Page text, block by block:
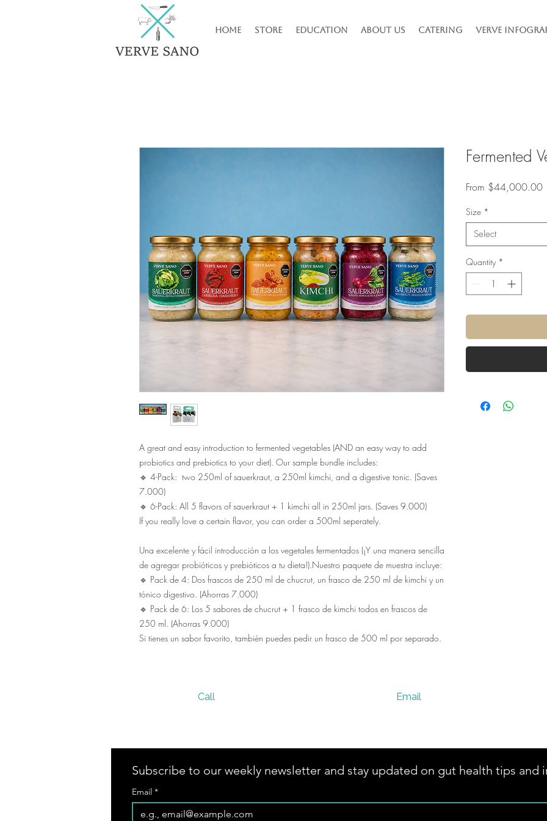
Home Store Education About Us Catering Verve
A great and easy introduction to fermented vegetables (AND an easy way to add
probiotics and prebiotics to your diet). Our sample bundle includes:
🔹 4-Pack: two 250ml of sauerkraut, a 250ml kimchi, and a digestive tonic. (Saves
7.000)
🔹 6-Pack: All 5 flavors of sauerkraut + 1 kimchi all in 250ml jars. (Saves 9.000)
If you really love a certain flavor, you can order a 500ml seperately.
Una excelente y fácil introducción a los vegetales fermentados (¡Y una manera sencilla
de agregar probióticos y prebióticos a tu dieta!).Nuestro paquete de muestra incluye:
🔹 Pack de 4: Dos frascos de 250 ml de chucrut, un frasco de 250 ml de kimchi y un
tónico digestivo. (Ahorras 7.000)
🔹 Pack de 6: Los 5 sabores de chucrut + 1 frasco de kimchi todos en frascos de
250 ml. (Ahorras 9.000)
Si tienes un sabor favorito, también puedes pedir un frasco de 500 ml por separado.
Fermented
From $44,000.00
Size *
Select
Quantity *
Call Email
Subscribe to our weekly newsletter and stay updated on gut health tips and
Email *